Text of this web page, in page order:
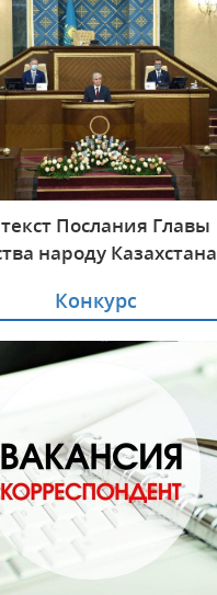
Послания Главы
народу Казахстана
Конкурс